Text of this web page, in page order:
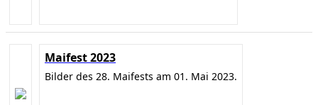
Maifest 2023
Bilder des 28. Maifests am 01. Mai 2023.